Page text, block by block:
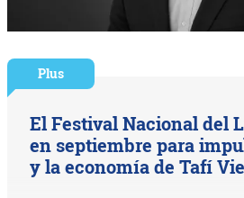
Plus
El Festival Nacional del
en septiembre para
y la economía de Tafí